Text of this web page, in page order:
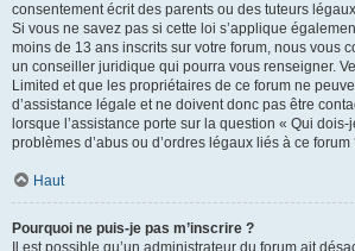
consentement écrit des parents ou des tuteurs
Si vous ne savez pas si cette loi s’applique
moins de 13 ans inscrits sur votre forum, nous vous
un conseiller juridique qui pourra vous renseigner.
Limited et que les propriétaires de ce forum ne
d’assistance légale et ne doivent donc pas être
lorsque l’assistance porte sur la question « Qui
problèmes d’abus ou d’ordres légaux liés à ce forum
Haut
Pourquoi ne puis-je pas m’inscrire ?
Il est possible qu’un administrateur du forum ait